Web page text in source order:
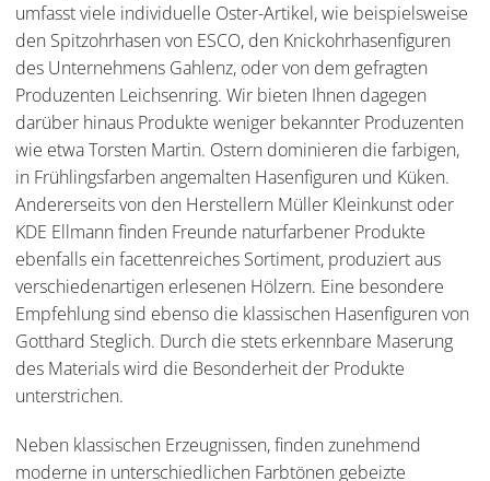
umfasst viele individuelle Oster-Artikel, wie beispielsweise
den Spitzohrhasen von ESCO, den Knickohrhasenfiguren
des Unternehmens Gahlenz, oder von dem gefragten
Produzenten Leichsenring. Wir bieten Ihnen dagegen
darüber hinaus Produkte weniger bekannter Produzenten
wie etwa Torsten Martin. Ostern dominieren die farbigen,
in Frühlingsfarben angemalten Hasenfiguren und Küken.
Andererseits von den Herstellern Müller Kleinkunst oder
KDE Ellmann finden Freunde naturfarbener Produkte
ebenfalls ein facettenreiches Sortiment, produziert aus
verschiedenartigen erlesenen Hölzern. Eine besondere
Empfehlung sind ebenso die klassischen Hasenfiguren von
Gotthard Steglich. Durch die stets erkennbare Maserung
des Materials wird die Besonderheit der Produkte
unterstrichen.
Neben klassischen Erzeugnissen, finden zunehmend
moderne in unterschiedlichen Farbtönen gebeizte